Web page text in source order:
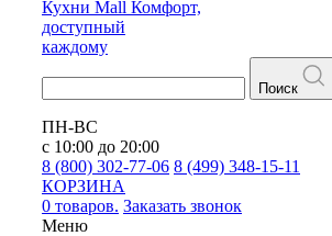
Кухни Mall Комфорт,
доступный
каждому
Поиск
ПН-ВС
с 10:00 до 20:00
8 (800) 302-77-06 8 (499) 348-15-11
КОРЗИНА
0 товаров. Заказать звонок
Меню